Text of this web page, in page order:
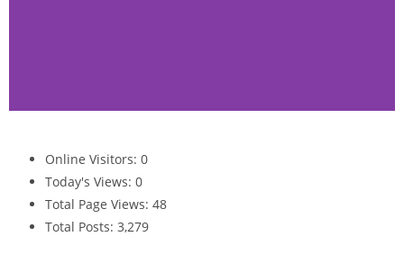
恩典365
2023年6月份
Online Visitors: 0
Today's Views: 0
Total Page Views: 48
Total Posts: 3,279